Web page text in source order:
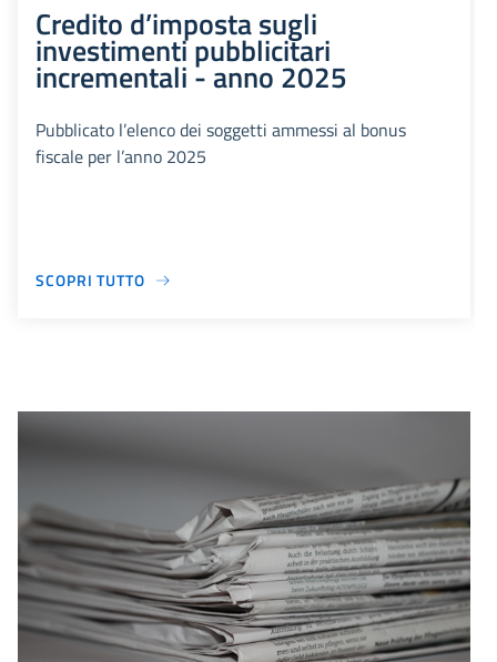
Credito d’imposta sugli
investimenti pubblicitari
incrementali - anno 2025
Pubblicato l’elenco dei soggetti ammessi al bonus
fiscale per l’anno 2025
SCOPRI TUTTO